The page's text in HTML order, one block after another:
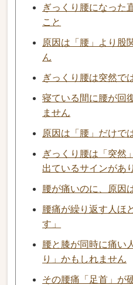
ぎっくり腰になった
こと
原因は「腰」より股
ん
ぎっくり腰は突然で
寝ている間に腰が回
ません
原因は「腰」だけで
ぎっくり腰は「突然
出ているサインがあ
腰が痛いのに、原因
腰痛が繰り返す人ほ
す」
腰と膝が同時に痛い
り」かもしれません
その腰痛「足首」が